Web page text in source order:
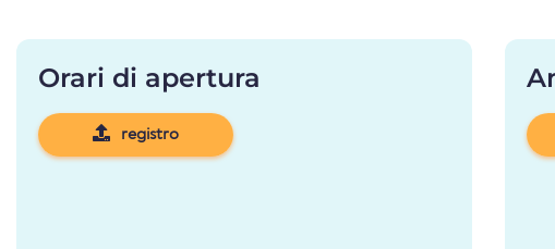
Orari di apertura
registro